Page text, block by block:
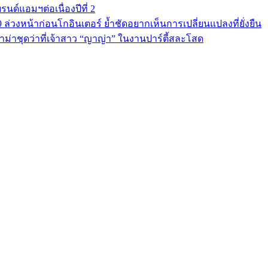
นด์แอมฯต่อเนื่องปีที่ 2
วงหน้าก่อนโกอินเตอร์ ย้ำชัดอยากเห็นการเปลี่ยนแปลงที่ยั่งยืน
าชุดว่าที่เจ้าสาว “ญาญ่า” ในงานปาร์ตี้สละโสด